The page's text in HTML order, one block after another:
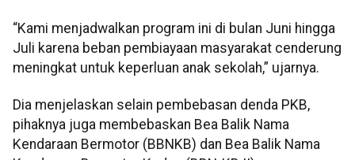
“Kami menjadwalkan program ini di bulan Juni hingga
Juli karena beban pembiayaan masyarakat cenderung
meningkat untuk keperluan anak sekolah,” ujarnya.
Dia menjelaskan selain pembebasan denda PKB,
pihaknya juga membebaskan Bea Balik Nama
Kendaraan Bermotor (BBNKB) dan Bea Balik Nama